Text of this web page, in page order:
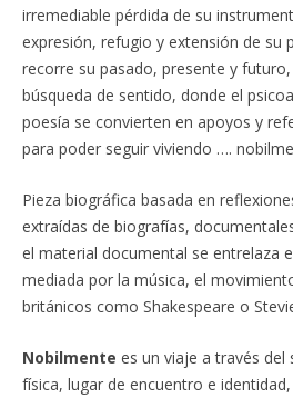
irremediable pérdida de su
expresión, refugio y extensión de su
recorre su pasado, presente y
búsqueda de sentido, donde el
poesía se convierten en apoyos y
para poder seguir viviendo ….
Pieza biográfica basada en
extraídas de biografías,
el material documental se entrelaza
mediada por la música, el
británicos como Shakespeare o
Nobilmente es un viaje a través
física, lugar de encuentro e